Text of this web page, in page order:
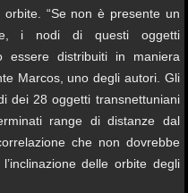
“Se non è presente un
i nodi di questi oggetti
essere distribuiti in maniera
Marcos, uno degli autori. Gli
dei 28 oggetti transnettuniani
range di distanze dal
che non dovrebbe
delle orbite degli